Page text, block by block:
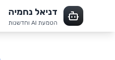
דניאל נחמיה
הטמעת AI וחדשנות